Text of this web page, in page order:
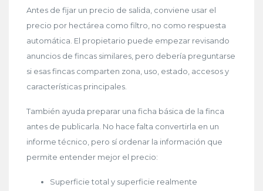
Antes de fijar un precio de salida, conviene usar el
precio por hectárea como filtro, no como respuesta
automática. El propietario puede empezar revisando
anuncios de fincas similares, pero debería preguntarse
si esas fincas comparten zona, uso, estado, accesos y
características principales.
También ayuda preparar una ficha básica de la finca
antes de publicarla. No hace falta convertirla en un
informe técnico, pero sí ordenar la información que
permite entender mejor el precio:
Superficie total y superficie realmente